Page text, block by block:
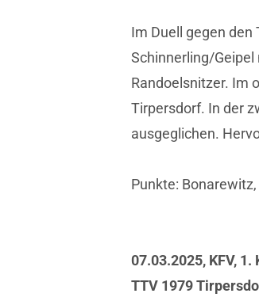
Im Duell gegen
Schinnerling/
Randoelsnitzer. Im
Tirpersdorf. In der
ausgeglichen.
Punkte:
07.03.2025, KFV, 1.
TTV 1979